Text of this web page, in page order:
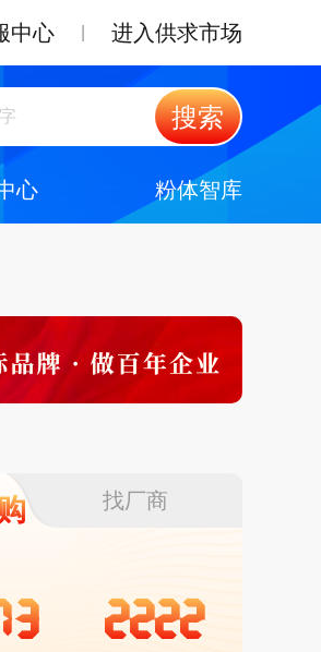
中心 进入供求市场
搜索
心 粉体智库
找厂商
2222